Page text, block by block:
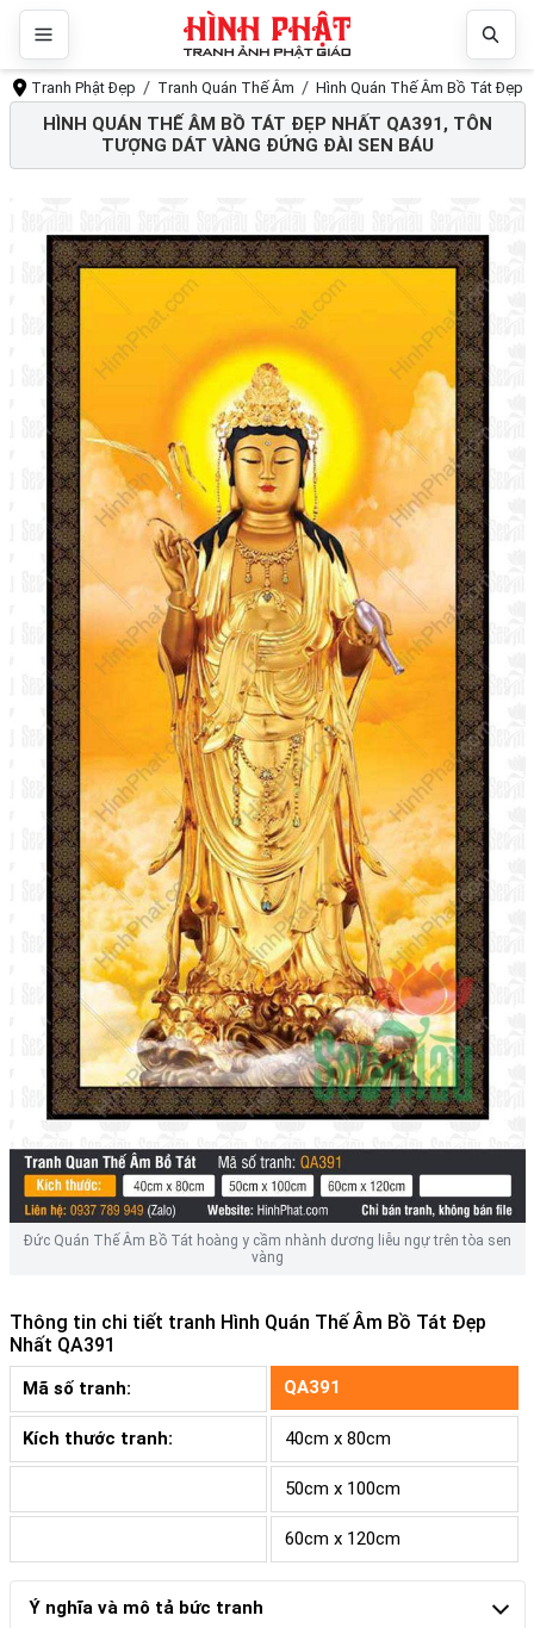
Tranh Phật Đẹp Tranh Quán Thế Âm Hình Quán Thế Âm Bồ Tát Đẹp
HÌNH QUÁN THẾ ÂM BỒ TÁT ĐẸP NHẤT QA391, TÔN
TƯỢNG DÁT VÀNG ĐỨNG ĐÀI SEN BÁU
Đức Quán Thế Âm Bồ Tát hoàng y cầm nhành dương liễu ngự trên tòa sen
vàng
Thông tin chi tiết tranh Hình Quán Thế Âm Bồ Tát Đẹp
Nhất QA391
Mã số tranh: QA391
Kích thước tranh: 40cm x 80cm
50cm x 100cm
60cm x 120cm
Ý nghĩa và mô tả bức tranh